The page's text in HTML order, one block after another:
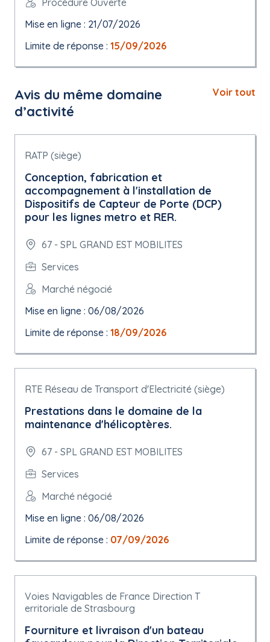
Mise en ligne : 21/07/2026
Limite de réponse : 15/09/2026
Avis du même domaine
d’activité
Voir tout
RATP (siège)
Conception, fabrication et
accompagnement à l'installation de
Dispositifs de Capteur de Porte (DCP)
pour les lignes metro et RER.
67 - SPL GRAND EST MOBILITES
Services
Marché négocié
Mise en ligne : 06/08/2026
Limite de réponse : 18/09/2026
RTE Réseau de Transport d'Electricité (siège)
Prestations dans le domaine de la
maintenance d'hélicoptères.
67 - SPL GRAND EST MOBILITES
Services
Marché négocié
Mise en ligne : 06/08/2026
Limite de réponse : 07/09/2026
Voies Navigables de France Direction T
erritoriale de Strasbourg
Fourniture et livraison d'un bateau